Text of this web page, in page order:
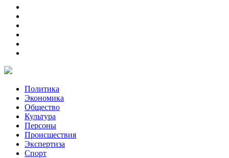
Политика
Экономика
Общество
Культура
Персоны
Происшествия
Экспертиза
Спорт